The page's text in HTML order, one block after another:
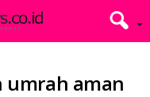
umrah aman